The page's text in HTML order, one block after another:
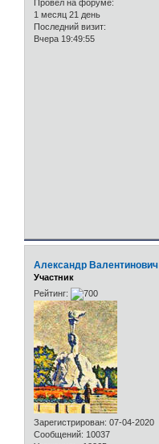
Провел на форуме:
1 месяц 21 день
Последний визит:
Вчера 19:49:55
Александр Валентинович
Участник
Рейтинг:
Зарегистрирован: 07-04-2020
Сообщений: 10037